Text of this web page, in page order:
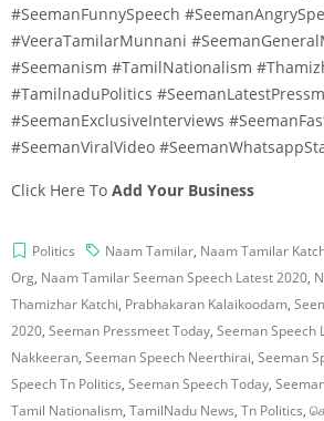
#SeemanFunnySpeech
#VeeraTamilarMunnani
#Seemanism #TamilNationalism
#TamilnaduPolitics
#SeemanExclusiveInterviews
#SeemanViralVideo
Click Here To Add Your Business
Politics Naam Tamilar, Naam Tamilar
Org, Naam Tamilar Seeman Speech Latest 2020,
Thamizhar Katchi, Prabhakaran Kalaikoodam,
2020, Seeman Pressmeet Today, Seeman Speech
Nakkeeran, Seeman Speech Neerthirai, Seeman
Speech Tn Politics, Seeman Speech Today,
Tamil Nationalism, TamilNadu News, Tn Politics,